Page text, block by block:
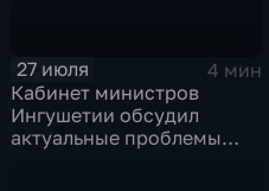
27 июля
4 мин
Кабинет министров
Ингушетии обсудил
актуальные проблемы